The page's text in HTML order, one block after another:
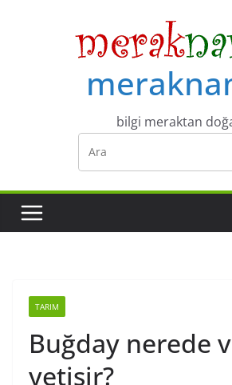
bilgi meraktan
TARIM
Buğday nerede
yetişir?